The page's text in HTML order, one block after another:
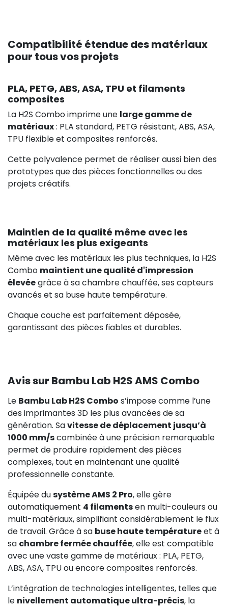
Compatibilité étendue des matériaux
pour tous vos projets
PLA, PETG, ABS, ASA, TPU et filaments
composites
La H2S Combo imprime une large gamme de
matériaux: PLA standard, PETG résistant, ABS, ASA,
TPU flexible et composites renforcés.
Cette polyvalence permet de réaliser aussi bien des
prototypes que des pièces fonctionnelles ou des
projets créatifs.
Maintien de la qualité même avec les
matériaux les plus exigeants
Même avec les matériaux les plus techniques, la H2S
Combo maintient une qualité d'impression
élevéegrâce à sa chambre chauffée, ses capteurs
avancés et sa buse haute température.
Chaque couche est parfaitement déposée,
garantissant des pièces fiables et durables.
Avis sur Bambu Lab H2S AMS Combo
Le Bambu Lab H2S Combo s’impose comme l’une
des imprimantes 3D les plus avancées de sa
génération. Savitesse de déplacement jusqu’à
1000 mm/scombinée à une précision remarquable
permet de produire rapidement des pièces
complexes, tout en maintenant une qualité
professionnelle constante.
Équipée dusystème AMS 2 Pro, elle gère
automatiquement 4 filamentsen multi-couleurs ou
multi-matériaux, simplifiant considérablement le flux
de travail. Grâce à sa buse haute températureet à
sa chambre fermée chauffée, elle est compatible
avec une vaste gamme de matériaux : PLA, PETG,
ABS, ASA, TPU ou encore composites renforcés.
L’intégration de technologies intelligentes, telles que
le nivellement automatique ultra-précis, la